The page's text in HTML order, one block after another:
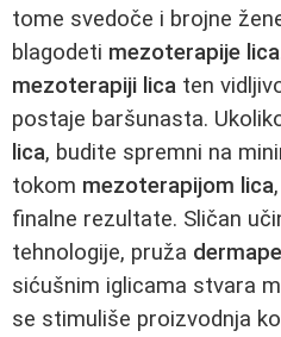
tome svedoče i brojne
blagodeti mezoterapije lica
mezoterapiji lica ten
postaje baršunasta.
lica, budite spremni na
tokom mezoterapijom lica
finalne rezultate. Sličan
tehnologije, pruža
sićušnim iglicama stvara
se stimuliše proizvodnja